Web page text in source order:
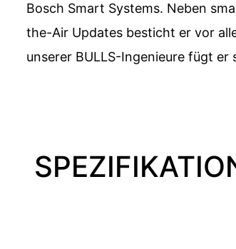
Bosch Smart Systems. Neben
the-Air Updates besticht er vor
unserer BULLS-Ingenieure fügt